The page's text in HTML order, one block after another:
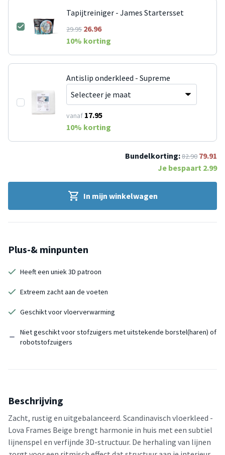
Tapijtreiniger - James Startersset
29.9526.96
10% korting
Antislip onderkleed - Supreme
vanaf 17.95
10% korting
Bundelkorting:82.90 79.91
Je bespaart 2.99
In mijn winkelwagen
Plus-& minpunten
Heeft een uniek 3D patroon
Extreem zacht aan de voeten
Geschikt voor vloerverwarming
Niet geschikt voor stofzuigers met uitstekende borstel(haren) of
robotstofzuigers
Beschrijving
Zacht, rustig en uitgebalanceerd. Scandinavisch vloerkleed -
Lova Frames Beige brengt harmonie in huis met een subtiel
lijnenspel en verfijnde 3D-structuur. De herhaling van lijnen